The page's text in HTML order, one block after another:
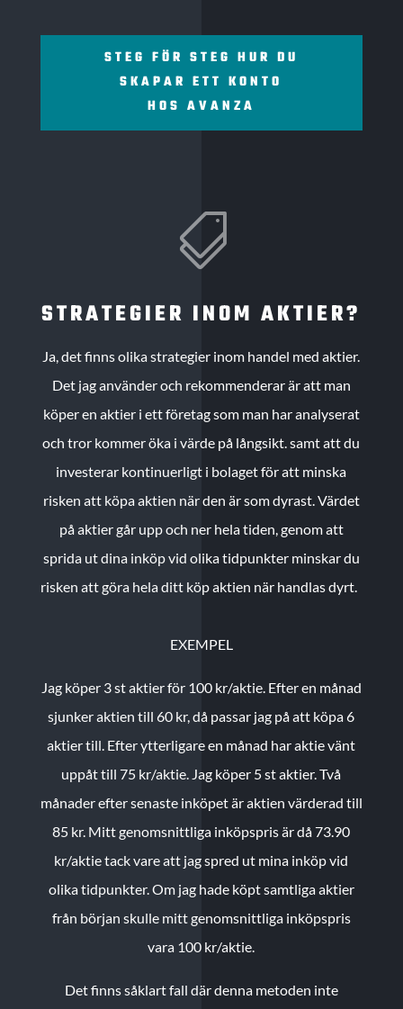
STEG FÖR STEG HUR DU
SKAPAR ETT KONTO
HOS AVANZA

STRATEGIER INOM AKTIER?
Ja, det finns olika strategier inom handel med aktier.
Det jag använder och rekommenderar är att man
köper en aktier i ett företag som man har analyserat
och tror kommer öka i värde på långsikt. samt att du
investerar kontinuerligt i bolaget för att minska
risken att köpa aktien när den är som dyrast. Värdet
på aktier går upp och ner hela tiden, genom att
sprida ut dina inköp vid olika tidpunkter minskar du
risken att göra hela ditt köp aktien när handlas dyrt.
EXEMPEL
Jag köper 3 st aktier för 100 kr/aktie. Efter en månad
sjunker aktien till 60 kr, då passar jag på att köpa 6
aktier till. Efter ytterligare en månad har aktie vänt
uppåt till 75 kr/aktie. Jag köper 5 st aktier.Två
månader efter senaste inköpet är aktien värderad till
85 kr. Mitt genomsnittliga inköpspris är då 73.90
kr/aktie tack vare att jag spred ut mina inköp vid
olika tidpunkter. Om jag hade köpt samtliga aktier
från början skulle mitt genomsnittliga inköpspris
vara 100 kr/aktie.
Det finns såklart fall där denna metoden inte